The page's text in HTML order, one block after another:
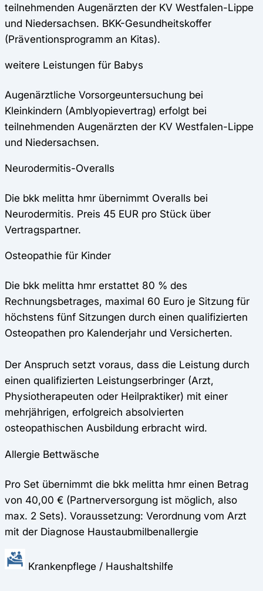
teilnehmenden Augenärzten der KV Westfalen-Lippe
und Niedersachsen. BKK-Gesundheitskoffer
(Präventionsprogramm an Kitas).
weitere Leistungen für Babys
Augenärztliche Vorsorgeuntersuchung bei
Kleinkindern (Amblyopievertrag) erfolgt bei
teilnehmenden Augenärzten der KV Westfalen-Lippe
und Niedersachsen.
Neurodermitis-Overalls
Die bkk melitta hmr übernimmt Overalls bei
Neurodermitis. Preis 45 EUR pro Stück über
Vertragspartner.
Osteopathie für Kinder
Die bkk melitta hmr erstattet 80 % des
Rechnungsbetrages, maximal 60 Euro je Sitzung für
höchstens fünf Sitzungen durch einen qualifizierten
Osteopathen pro Kalenderjahr und Versicherten.
Der Anspruch setzt voraus, dass die Leistung durch
einen qualifizierten Leistungserbringer (Arzt,
Physiotherapeuten oder Heilpraktiker) mit einer
mehrjährigen, erfolgreich absolvierten
osteopathischen Ausbildung erbracht wird.
Allergie Bettwäsche
Pro Set übernimmt die bkk melitta hmr einen Betrag
von 40,00 € (Partnerversorgung ist möglich, also
max. 2 Sets). Voraussetzung: Verordnung vom Arzt
mit der Diagnose Haustaubmilbenallergie
Krankenpflege / Haushaltshilfe